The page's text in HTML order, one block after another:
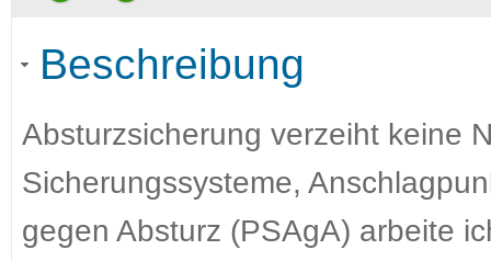
Beschreibung
Absturzsicherung verzeiht keine
Sicherungssysteme,
gegen Absturz (PSAgA) arbeite